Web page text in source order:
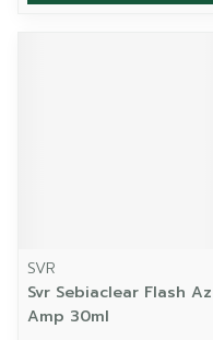
SVR
Svr Sebiaclear Flash Az
Amp 30ml